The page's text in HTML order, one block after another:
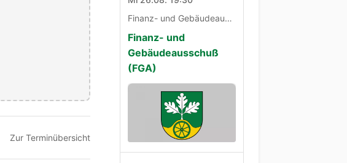
Zur Terminübersicht
Finanz- und Gebäudeausschuß
Finanz- und
Gebäudeausschuß
(FGA)